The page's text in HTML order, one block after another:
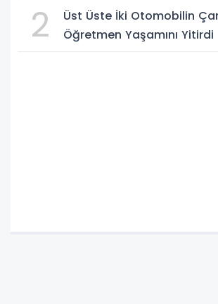
2
Üst Üste İki Otomobilin
Öğretmen Yaşamını Yitirdi